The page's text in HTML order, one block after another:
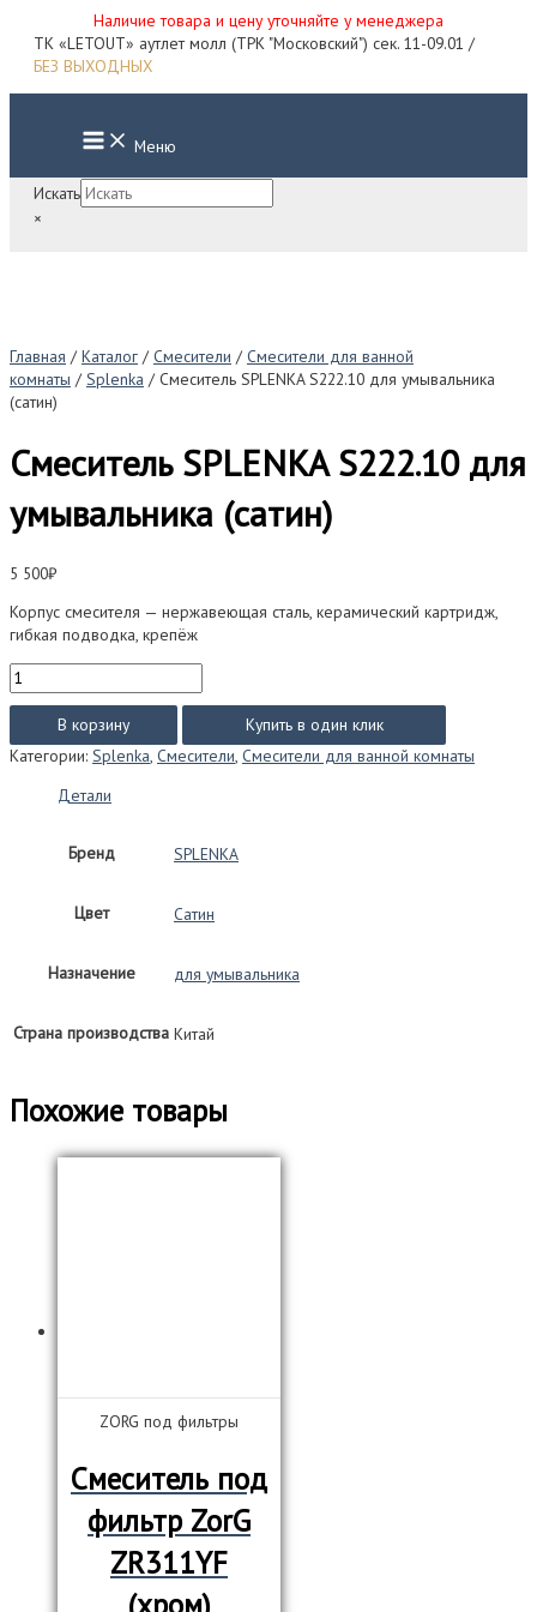
Наличие товара и цену уточняйте у менеджера
Перейти
ТК «LETOUT» аутлет молл (ТРК "Московский") сек. 11-09.01 /
БЕЗ ВЫХОДНЫХ
Main
Menu Меню
Искать
×
Главная / Каталог / Смесители / Смесители для ванной
комнаты / Splenka / Смеситель SPLENKA S222.10 для умывальника
(сатин)
Смеситель SPLENKA S222.10 для
умывальника (сатин)
5 500₽
Корпус смесителя — нержавеющая сталь, керамический картридж,
гибкая подводка, крепёж
Количество
товара
Смеситель
SPLENKA
S222.10
умывальника
В корзину
Купить в один клик
Категории: Splenka, Смесители, Смесители для ванной комнаты
Детали
Бренд SPLENKA
Цвет Сатин
Назначение для умывальника
Страна производства Китай
Похожие товары
ZORG под фильтры
Смеситель под
фильтр ZorG
ZR311YF